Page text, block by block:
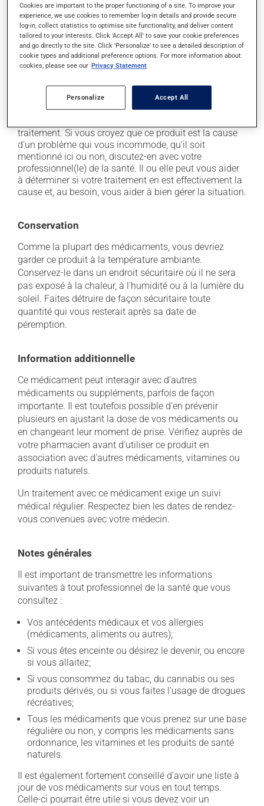
il peut causer des maux de tête;
il peut causer des étourdissements - levez-vous
lentement et soyez prudent avant de prendre le
volant;
il peut causer une fatigue inhabituelle;
occasionnellement, il peut provoquer une toux sèche
- contactez-nous si cela vous incommode.
traitement. Si vous croyez que ce produit est la cause
d'un problème qui vous incommode, qu'il soit
mentionné ici ou non, discutez-en avec votre
professionnel(le) de la santé. Il ou elle peut vous aider
à déterminer si votre traitement en est effectivement la
cause et, au besoin, vous aider à bien gérer la situation.
Conservation
Comme la plupart des médicaments, vous devriez
garder ce produit à la température ambiante.
Conservez-le dans un endroit sécuritaire où il ne sera
pas exposé à la chaleur, à l'humidité ou à la lumière du
soleil. Faites détruire de façon sécuritaire toute
quantité qui vous resterait après sa date de
péremption.
Information additionnelle
Ce médicament peut interagir avec d'autres
médicaments ou suppléments, parfois de façon
importante. Il est toutefois possible d'en prévenir
plusieurs en ajustant la dose de vos médicaments ou
en changeant leur moment de prise. Vérifiez auprès de
votre pharmacien avant d'utiliser ce produit en
association avec d'autres médicaments, vitamines ou
produits naturels.
Un traitement avec ce médicament exige un suivi
médical régulier. Respectez bien les dates de rendez-
vous convenues avec votre médecin.
Notes générales
Il est important de transmettre les informations
suivantes à tout professionnel de la santé que vous
consultez :
Vos antécédents médicaux et vos allergies
(médicaments, aliments ou autres);
Si vous êtes enceinte ou désirez le devenir, ou encore
si vous allaitez;
Si vous consommez du tabac, du cannabis ou ses
produits dérivés, ou si vous faites l'usage de drogues
récréatives;
Tous les médicaments que vous prenez sur une base
régulière ou non, y compris les médicaments sans
ordonnance, les vitamines et les produits de santé
naturels.
Il est également fortement conseillé d'avoir une liste à
jour de vos médicaments sur vous en tout temps.
Celle-ci pourrait être utile si vous devez voir un
Cookies are important to the proper functioning of a site. To improve your
experience, we use cookies to remember log-in details and provide secure
log-in, collect statistics to optimise site functionality, and deliver content
tailored to your interests. Click 'Accept All' to save your cookie preferences
and go directly to the site. Click 'Personalize' to see a detailed description of
cookie types and additional preference options. For more information about
cookies, please see our Privacy Statement
Personalize Accept All